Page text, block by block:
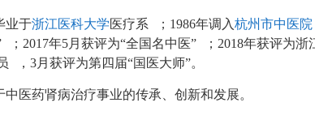
业于浙江医科大学医疗系 ；1986年调入杭州市中医院
；2017年5月获评为“全国名中医” ；2018年获评为
，3月获评为第四届“国医大师”。
医药肾病治疗事业的传承、创新和发展。